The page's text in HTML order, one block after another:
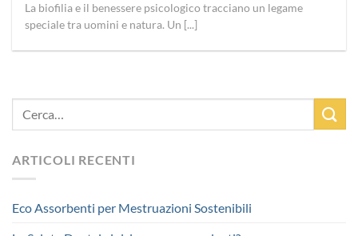
ARTICOLI RECENTI
Eco Assorbenti per Mestruazioni Sostenibili
La biofilia e il benessere psicologico tracciano un legame
speciale tra uomini e natura. Un [...]